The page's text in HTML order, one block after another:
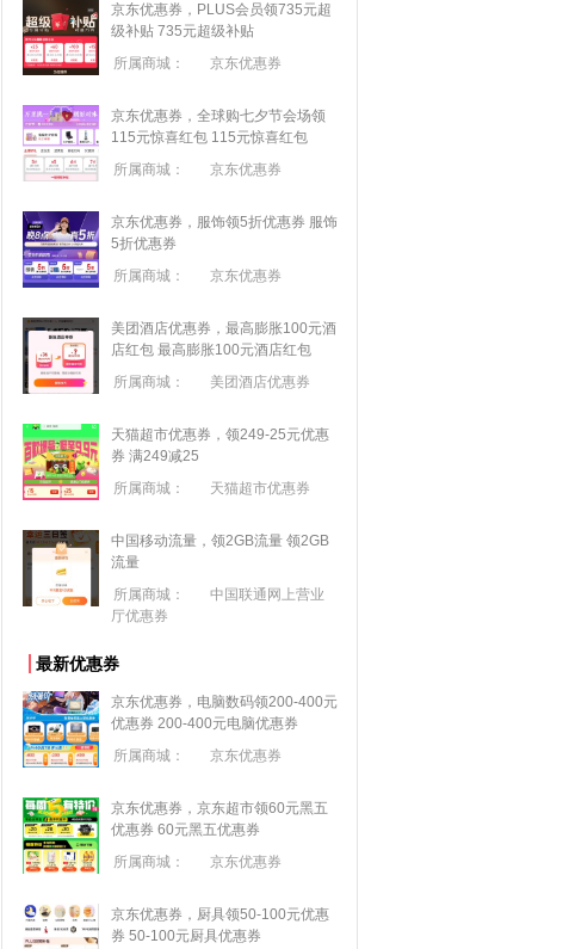
京东优惠券，PLUS会员领735元超
级补贴 735元超级补贴
所属商城：
京东优惠券
京东优惠券，全球购七夕节会场领
115元惊喜红包 115元惊喜红包
所属商城：
京东优惠券
京东优惠券，服饰领5折优惠券 服饰
5折优惠券
所属商城：
京东优惠券
美团酒店优惠券，最高膨胀100元酒
店红包 最高膨胀100元酒店红包
所属商城：
美团酒店优惠券
天猫超市优惠券，领249-25元优惠
券 满249减25
所属商城：
天猫超市优惠券
中国移动流量，领2GB流量 领2GB
流量
所属商城：
中国联通网上营业
厅优惠券
最新优惠券
京东优惠券，电脑数码领200-400元
优惠券 200-400元电脑优惠券
所属商城：
京东优惠券
京东优惠券，京东超市领60元黑五
优惠券 60元黑五优惠券
所属商城：
京东优惠券
京东优惠券，厨具领50-100元优惠
券 50-100元厨具优惠券